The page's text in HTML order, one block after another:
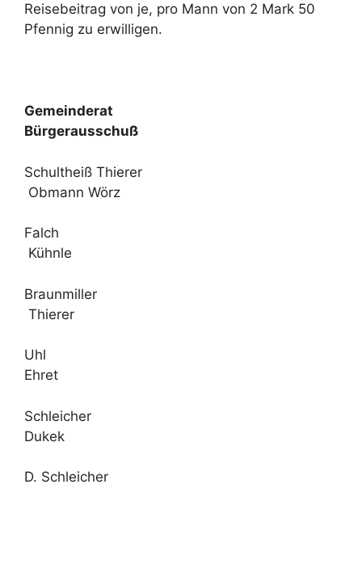
Reisebeitrag von je, pro Mann von 2 Mark 50
Pfennig zu erwilligen.
Gemeinderat
Bürgerausschuß
Schultheiß Thierer
Obmann Wörz
Falch
Kühnle
Braunmiller
Thierer
Uhl
Ehret
Schleicher
Dukek
D. Schleicher